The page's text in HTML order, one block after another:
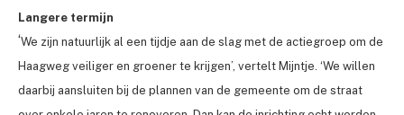
Langere termijn
‘We zijn natuurlijk al een tijdje aan de slag met de actiegroep om de
Haagweg veiliger en groener te krijgen’, vertelt Mijntje. ‘We willen
daarbij aansluiten bij de plannen van de gemeente om de straat